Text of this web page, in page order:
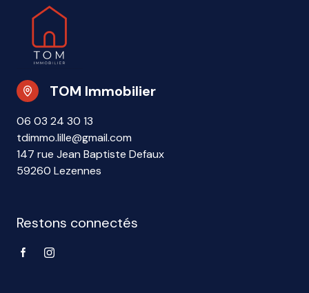
TOM Immobilier
06 03 24 30 13
tdimmo.lille@gmail.com
147 rue Jean Baptiste Defaux
59260 Lezennes
Restons connectés